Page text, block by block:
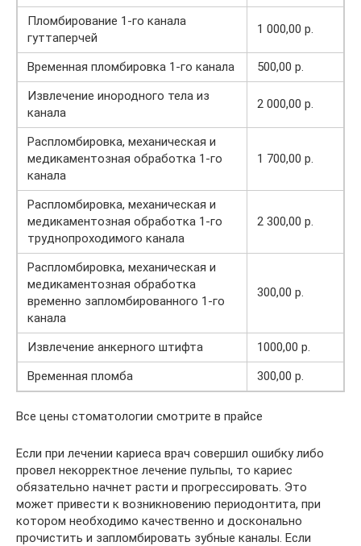
Пломбирование 1-го канала
гуттаперчей
1 000,00 р.
Временная пломбировка 1-го канала
500,00 р.
Извлечение инородного тела из
канала
2 000,00 р.
Распломбировка, механическая и
медикаментозная обработка 1-го
канала
1 700,00 р.
Распломбировка, механическая и
медикаментозная обработка 1-го
труднопроходимого канала
2 300,00 р.
Распломбировка, механическая и
медикаментозная обработка
временно запломбированного 1-го
канала
300,00 р.
Извлечение анкерного штифта
1000,00 р.
Временная пломба
300,00 р.
Все цены стоматологии смотрите в прайсе
Если при лечении кариеса врач совершил ошибку либо
провел некорректное лечение пульпы, то кариес
обязательно начнет расти и прогрессировать. Это
может привести к возникновению периодонтита, при
котором необходимо качественно и досконально
прочистить и запломбировать зубные каналы. Если